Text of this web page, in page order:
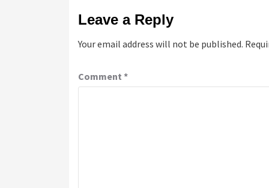
Leave a Reply
Your email address will not be published.
Comment *